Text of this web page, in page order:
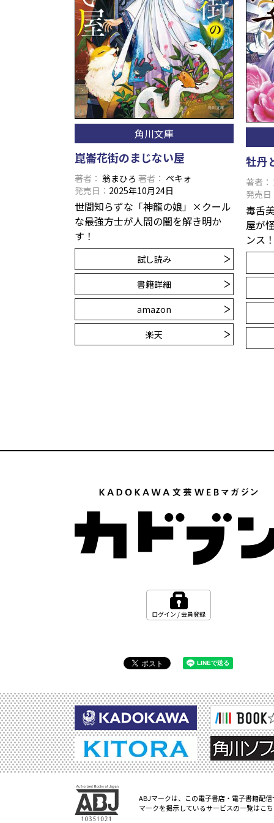
角川文庫
崑崙花街のまじない屋
著者 翁まひろ 著者
ペキォ
発売日
2025年10月24日
世間知らずな「神龍の娘」×クール
な最強方士が人間の闇を解き明か
す！
試し読み
書籍詳細
amazon
楽天
牡丹
著者
発売日
毒舌
屋が
ンス
ログイン / 会員登録
ABJマークは、この電子書店・電子書籍配
マークを掲示しているサービスの一覧はこ